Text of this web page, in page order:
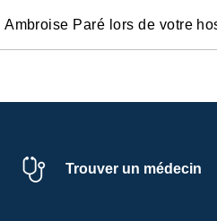
Paré lors de votre
Trouver un médecin